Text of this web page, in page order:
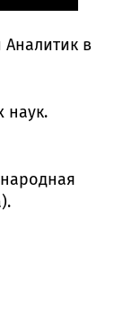
в
наук.